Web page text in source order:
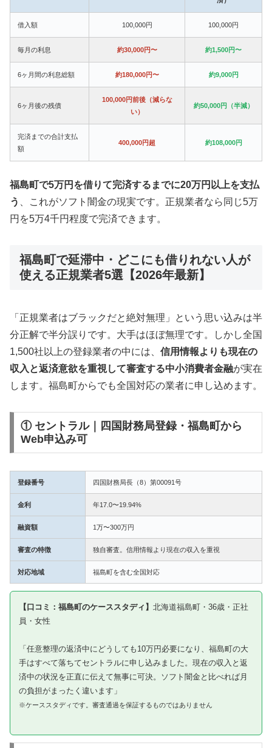
借入額 100,000円 100,000円
毎月の利息 約30,000円〜 約1,500円〜
6ヶ月間の利息総額 約180,000円〜 約9,000円
6ヶ月後の残債
100,000円前後（減らな
い）
約50,000円（半減）
完済までの合計支払
額
400,000円超 約108,000円
福島町で5万円を借りて完済するまでに20万円以上を支払
う
、これがソフト闇金の現実です。正規業者なら同じ5万
円を5万4千円程度で完済できます。
福島町で延滞中・どこにも借りれない人が
使える正規業者5選【2026年最新】
「正規業者はブラックだと絶対無理」という思い込みは半
分正解で半分誤りです。大手はほぼ無理です。しかし全国
1,500社以上の登録業者の中には、 信用情報よりも現在の
収入と返済意欲を重視して審査する中小消費者金融が実在
します。福島町からでも全国対応の業者に申し込めます。
① セントラル｜四国財務局登録・福島町から
Web申込み可
登録番号 四国財務局長（8）第00091号
金利 年17.0〜19.94%
融資額 1万〜300万円
審査の特徴 独自審査。信用情報より現在の収入を重視
対応地域 福島町を含む全国対応
【口コミ：福島町のケーススタディ】 北海道福島町・36歳・正社
員・女性
「任意整理の返済中にどうしても10万円必要になり、福島町の大
手はすべて落ちてセントラルに申し込みました。現在の収入と返
済中の状況を正直に伝えて無事に可決。ソフト闇金と比べれば月
の負担がまったく違います」
※ケーススタディです。審査通過を保証するものではありません